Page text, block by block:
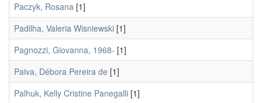
Paczyk, Rosana [1]
Padilha, Valeria Wisniewski [1]
Pagnozzi, Giovanna, 1968- [1]
Paiva, Débora Pereira de [1]
Palhuk, Kelly Cristine Panegalli [1]